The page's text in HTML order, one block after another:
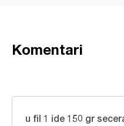
Komentari
u fil 1 ide 150 gr